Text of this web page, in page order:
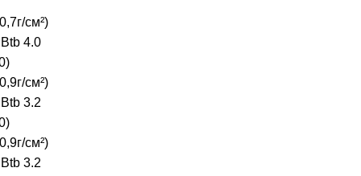
см²)
Btb 4.0
см²)
Btb 3.2
см²)
Btb 3.2